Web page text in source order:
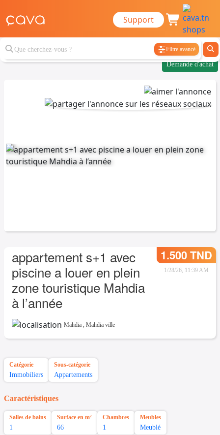
Support
Filtre avancé
Demande d'achat
appartement s+1 avec
piscine a louer en plein
zone touristique Mahdia
à l’année
1.500 TND
1/28/26, 11:39 AM
Mahdia , Mahdia ville
Catégorie
Immobiliers
Sous-catégorie
Appartements
Caractéristiques
Salles de bains
1
Surface en m²
66
Chambres
1
Meubles
Meublé